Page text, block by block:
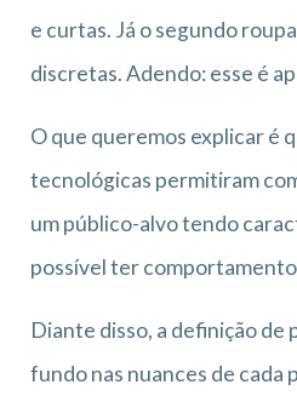
e curtas. Já o segundo
discretas. Adendo: esse é
O que queremos explicar é
tecnológicas permitiram
um público-alvo tendo
possível ter
Diante disso, a definição de
fundo nas nuances de cada